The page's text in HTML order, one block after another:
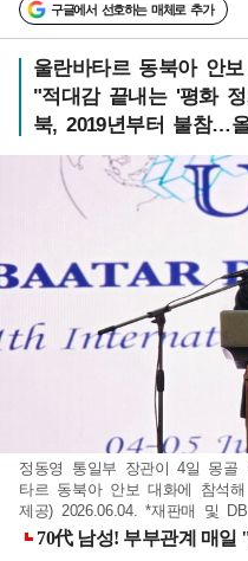
구글에서 선호하는 매체로 추가
울란바타르 동북아 안
"적대감 끝내는 '평화
북, 2019년부터 불참…
정동영 통일부 장관이 4일 몽골
타르 동북아 안보 대화에 참석
제공) 2026.06.04. *재판매 및